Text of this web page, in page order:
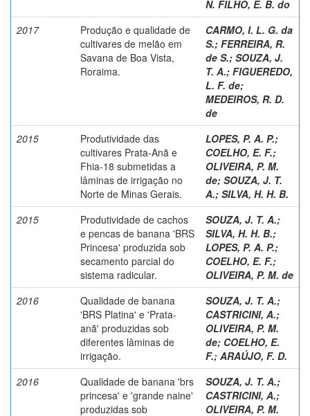
N. FILHO, E. B. do
2017
Produção e qualidade de
cultivares de melão em
Savana de Boa Vista,
Roraima.
CARMO, I. L. G. da
S.; FERREIRA, R.
de S.; SOUZA, J.
T. A.; FIGUEREDO,
L. F. de;
MEDEIROS, R. D.
de
2015
Produtividade das
cultivares Prata-Anã e
Fhia-18 submetidas a
lâminas de irrigação no
Norte de Minas Gerais.
LOPES, P. A. P.;
COELHO, E. F.;
OLIVEIRA, P. M.
de; SOUZA, J. T.
A.; SILVA, H. H. B.
2015
Produtividade de cachos
e pencas de banana 'BRS
Princesa' produzida sob
secamento parcial do
sistema radicular.
SOUZA, J. T. A.;
SILVA, H. H. B.;
LOPES, P. A. P.;
COELHO, E. F.;
OLIVEIRA, P. M. de
2016
Qualidade de banana
'BRS Platina' e 'Prata-
anã' produzidas sob
diferentes lâminas de
irrigação.
SOUZA, J. T. A.;
CASTRICINI, A.;
OLIVEIRA, P. M.
de; COELHO, E.
F.; ARAÚJO, F. D.
2016
Qualidade de banana 'brs
princesa' e 'grande naine'
produzidas sob
SOUZA, J. T. A.;
CASTRICINI, A.;
OLIVEIRA, P. M.